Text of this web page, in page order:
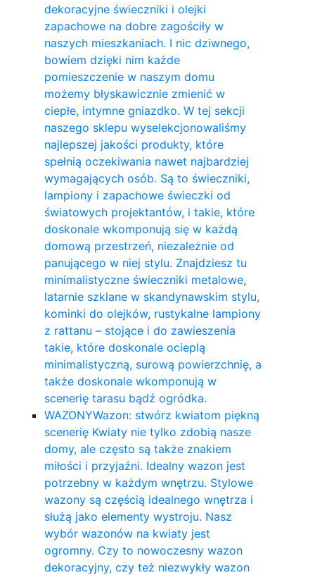
dekoracyjne świeczniki i olejki
zapachowe na dobre zagościły w
naszych mieszkaniach. I nic dziwnego,
bowiem dzięki nim każde
pomieszczenie w naszym domu
możemy błyskawicznie zmienić w
ciepłe, intymne gniazdko. W tej sekcji
naszego sklepu wyselekcjonowaliśmy
najlepszej jakości produkty, które
spełnią oczekiwania nawet najbardziej
wymagających osób. Są to świeczniki,
lampiony i zapachowe świeczki od
światowych projektantów, i takie, które
doskonale wkomponują się w każdą
domową przestrzeń, niezależnie od
panującego w niej stylu. Znajdziesz tu
minimalistyczne świeczniki metalowe,
latarnie szklane w skandynawskim stylu,
kominki do olejków, rustykalne lampiony
z rattanu – stojące i do zawieszenia
takie, które doskonale ocieplą
minimalistyczną, surową powierzchnię, a
także doskonale wkomponują w
scenerię tarasu bądź ogródka.
WAZONYWazon: stwórz kwiatom piękną
scenerię Kwiaty nie tylko zdobią nasze
domy, ale często są także znakiem
miłości i przyjaźni. Idealny wazon jest
potrzebny w każdym wnętrzu. Stylowe
wazony są częścią idealnego wnętrza i
służą jako elementy wystroju. Nasz
wybór wazonów na kwiaty jest
ogromny. Czy to nowoczesny wazon
dekoracyjny, czy też niezwykły wazon